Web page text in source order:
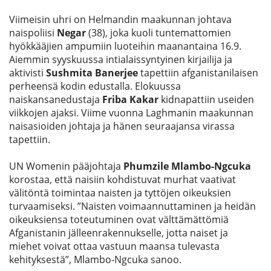
Viimeisin uhri on Helmandin maakunnan johtava
naispoliisi Negar(38), joka kuoli tuntemattomien
hyökkääjien ampumiin luoteihin maanantaina 16.9.
Aiemmin syyskuussa intialaissyntyinen kirjailija ja
aktivisti Sushmita Banerjeetapettiin afganistanilaisen
perheensä kodin edustalla. Elokuussa
naiskansanedustaja Friba Kakar kidnapattiin useiden
viikkojen ajaksi. Viime vuonna Laghmanin maakunnan
naisasioiden johtaja ja hänen seuraajansa virassa
tapettiin.
UN Womenin pääjohtaja Phumzile Mlambo-Ngcuka
korostaa, että naisiin kohdistuvat murhat vaativat
välitöntä toimintaa naisten ja tyttöjen oikeuksien
turvaamiseksi. ”Naisten voimaannuttaminen ja heidän
oikeuksiensa toteutuminen ovat välttämättömiä
Afganistanin jälleenrakennukselle, jotta naiset ja
miehet voivat ottaa vastuun maansa tulevasta
kehityksestä”, Mlambo-Ngcuka sanoo.